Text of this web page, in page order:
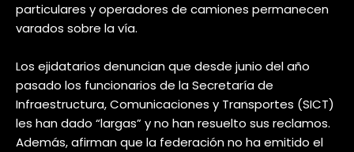
particulares y operadores de camiones permanecen
varados sobre la vía.
Los ejidatarios denuncian que desde junio del año
pasado los funcionarios de la Secretaría de
Infraestructura, Comunicaciones y Transportes (SICT)
les han dado “largas” y no han resuelto sus reclamos.
Además, afirman que la federación no ha emitido el